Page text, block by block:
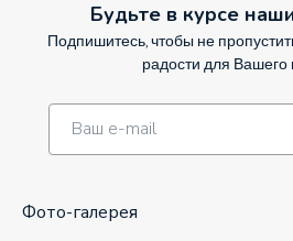
Будьте в курсе
Подпишитесь, чтобы не
радости для
Фото-галерея